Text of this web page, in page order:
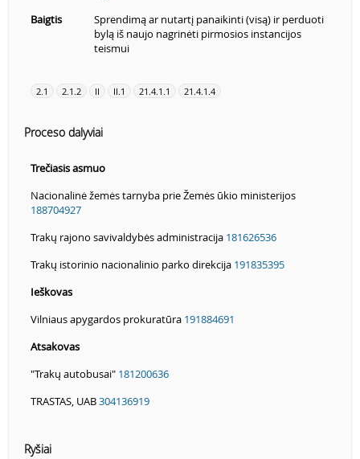
Baigtis
Sprendimą ar nutartį panaikinti (visą) ir perduoti
bylą iš naujo nagrinėti pirmosios instancijos
teismui
2.1 2.1.2 II II.1 21.4.1.1 21.4.1.4
Proceso dalyviai
Trečiasis asmuo
Nacionalinė žemės tarnyba prie Žemės ūkio ministerijos
188704927
Trakų rajono savivaldybės administracija 181626536
Trakų istorinio nacionalinio parko direkcija 191835395
Ieškovas
Vilniaus apygardos prokuratūra 191884691
Atsakovas
"Trakų autobusai" 181200636
TRASTAS, UAB304136919
Ryšiai